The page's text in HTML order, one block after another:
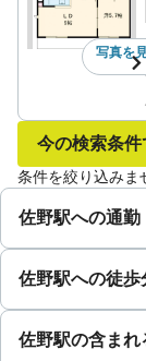
写真を
今の検索条件
条件を絞り込みま
佐野駅への通
佐野駅への徒
佐野駅の含ま